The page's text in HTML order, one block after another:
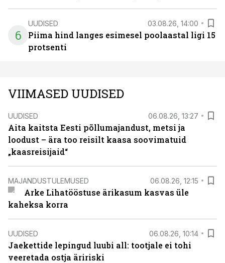
6
UUDISED 03.08.26, 14:00
Piima hind langes esimesel poolaastal ligi 15
protsenti
VIIMASED UUDISED
UUDISED 06.08.26, 13:27
Aita kaitsta Eesti põllumajandust, metsi ja
loodust – ära too reisilt kaasa soovimatuid
„kaasreisijaid“
MAJANDUSTULEMUSED 06.08.26, 12:15
Arke Lihatööstuse ärikasum kasvas üle
kaheksa korra
UUDISED 06.08.26, 10:14
Jaekettide lepingud luubi all: tootjale ei tohi
veeretada ostja äririski